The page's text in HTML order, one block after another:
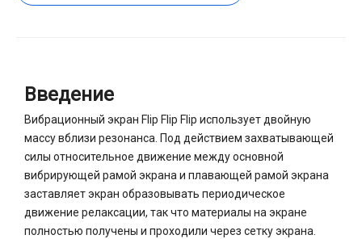
Введение
Вибрационный экран Flip Flip Flip использует двойную
массу вблизи резонанса. Под действием захватывающей
силы относительное движение между основной
вибрирующей рамой экрана и плавающей рамой экрана
заставляет экран образовывать периодическое
движение релаксации, так что материалы на экране
полностью получены и проходили через сетку экрана.